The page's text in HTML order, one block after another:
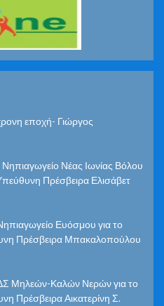
εποχή- Γιώργος
Νέας Ιωνίας Βόλου
Πρέσβειρα Ελισάβετ
Ευόσμου για το
Πρέσβειρα Μπακαλοπούλου
Μηλεών-Καλών Νερών για το
Πρέσβειρα Αικατερίνη Σ.